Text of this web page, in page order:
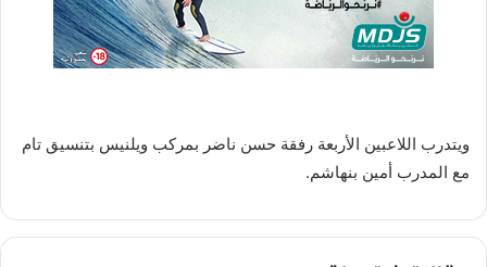
ويتدرب اللاعبين الأربعة رفقة حسن ناضر بمركب ويلنيس بتنسيق تام
مع المدرب أمين بنهاشم.